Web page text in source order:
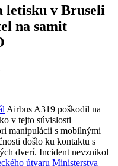
letisku v Bruseli
na samit
Airbus A319 poškodil na
v tejto súvislosti
manipulácii s mobilnými
došlo ku kontaktu s
dverí. Incident nevznikol
útvaru Ministerstva